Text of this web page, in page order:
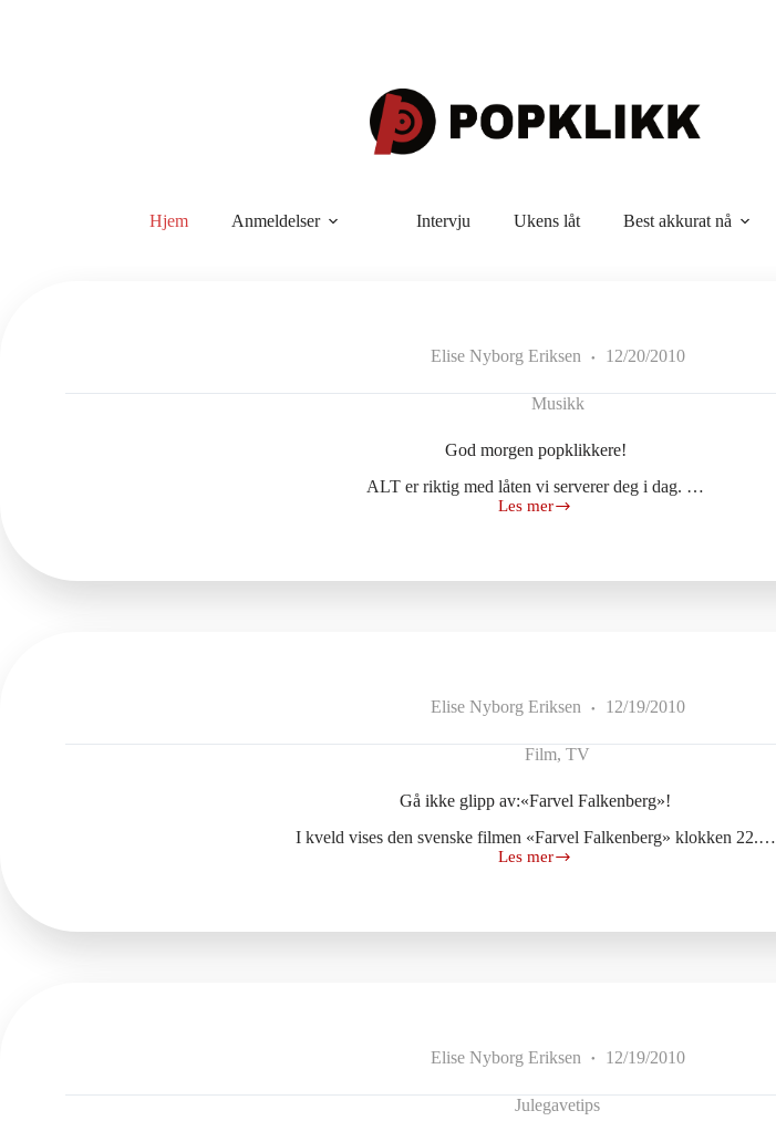
Hjem Anmeldelser Intervju Ukens låt Best akkurat nå
Elise Nyborg Eriksen 12/20/2010
Musikk
God morgen popklikkere!
ALT er riktig med låten vi serverer deg i dag. …
Les mer
God
Elise Nyborg Eriksen 12/19/2010
Film,TV
Gå ikke glipp av:«Farvel Falkenberg»!
I kveld vises den svenske filmen «Farvel Falkenberg» klokken 22.…
Les mer
Gå
Elise Nyborg Eriksen 12/19/2010
Julegavetips